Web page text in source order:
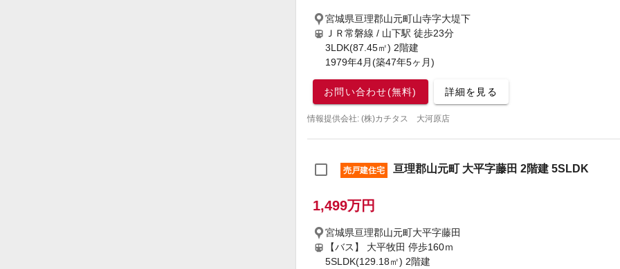
宮城県亘理郡山元町山寺字大堤下
ＪＲ常磐線 / 山下駅 徒歩23分
3LDK(87.45㎡) 2階建
1979年4月(築47年5ヶ月)
お問い合わせ(無料) 詳細を見る
情報提供会社: (株)カチタス 大河原店
売戸建住宅 亘理郡山元町 大平字藤田 2階建 5SLDK
1,499万円
宮城県亘理郡山元町大平字藤田
【バス】 大平牧田 停歩160ｍ
5SLDK(129.18㎡) 2階建